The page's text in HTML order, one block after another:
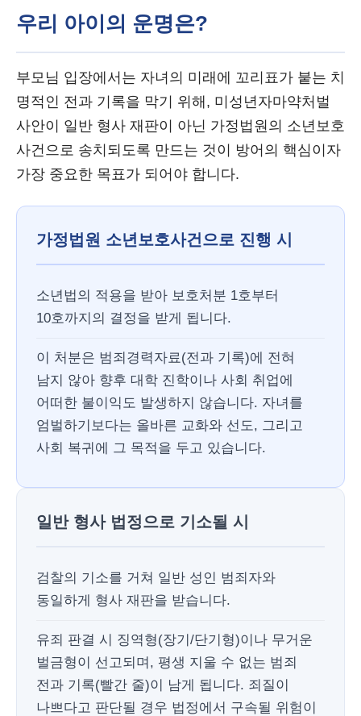
우리 아이의 운명은?
부모님 입장에서는 자녀의 미래에 꼬리표가 붙는 치
명적인 전과 기록을 막기 위해, 미성년자마약처벌
사안이 일반 형사 재판이 아닌 가정법원의 소년보호
사건으로 송치되도록 만드는 것이 방어의 핵심이자
가장 중요한 목표가 되어야 합니다.
가정법원 소년보호사건으로 진행 시
소년법의 적용을 받아 보호처분 1호부터
10호까지의 결정을 받게 됩니다.
이 처분은 범죄경력자료(전과 기록)에 전혀
남지 않아 향후 대학 진학이나 사회 취업에
어떠한 불이익도 발생하지 않습니다. 자녀를
엄벌하기보다는 올바른 교화와 선도, 그리고
사회 복귀에 그 목적을 두고 있습니다.
일반 형사 법정으로 기소될 시
검찰의 기소를 거쳐 일반 성인 범죄자와
동일하게 형사 재판을 받습니다.
유죄 판결 시 징역형(장기/단기형)이나 무거운
벌금형이 선고되며, 평생 지울 수 없는 범죄
전과 기록(빨간 줄)이 남게 됩니다. 죄질이
나쁘다고 판단될 경우 법정에서 구속될 위험이